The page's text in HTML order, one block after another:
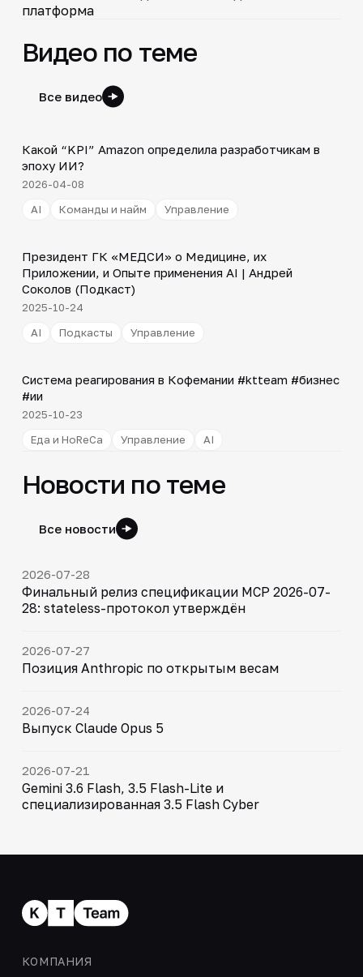
платформа
Видео по теме
Все видео
▶
Какой “KPI” Amazon определила разработчикам в
эпоху ИИ?
2026-04-08
AI
Команды и найм Управление
▶
Президент ГК «МЕДСИ» о Медицине, их
Приложении, и Опыте применения AI | Андрей
Соколов (Подкаст)
2025-10-24
AI
Подкасты Управление
▶
Система реагирования в Кофемании #ktteam #бизнес
#ии
2025-10-23
Еда и HoReCa
Управление AI
Новости по теме
Все новости
2026-07-28
Финальный релиз спецификации MCP 2026-07-
28: stateless-протокол утверждён
2026-07-27
Позиция Anthropic по открытым весам
2026-07-24
Выпуск Claude Opus 5
2026-07-21
Gemini 3.6 Flash, 3.5 Flash-Lite и
специализированная 3.5 Flash Cyber
КОМПАНИЯ